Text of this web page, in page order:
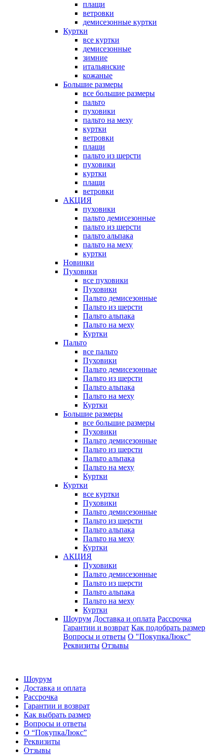
плащи
ветровки
демисезонные куртки
Куртки
все куртки
демисезонные
зимние
итальянские
кожаные
Большие размеры
все большие размеры
пальто
пуховики
пальто на меху
куртки
ветровки
плащи
пальто из шерсти
пуховики
куртки
плащи
ветровки
АКЦИЯ
пуховики
пальто демисезонные
пальто из шерсти
пальто альпака
пальто на меху
куртки
Новинки
Пуховики
все пуховики
Пуховики
Пальто демисезонные
Пальто из шерсти
Пальто альпака
Пальто на меху
Куртки
Пальто
все пальто
Пуховики
Пальто демисезонные
Пальто из шерсти
Пальто альпака
Пальто на меху
Куртки
Большие размеры
все большие размеры
Пуховики
Пальто демисезонные
Пальто из шерсти
Пальто альпака
Пальто на меху
Куртки
Куртки
все куртки
Пуховики
Пальто демисезонные
Пальто из шерсти
Пальто альпака
Пальто на меху
Куртки
АКЦИЯ
Пуховики
Пальто демисезонные
Пальто из шерсти
Пальто альпака
Пальто на меху
Куртки
Шоурум Доставка и оплата Рассрочка
Гарантии и возврат Как подобрать размер
Вопросы и ответы О "ПокупкаЛюкс"
Реквизиты Отзывы
Шоурум
Доставка и оплата
Рассрочка
Гарантии и возврат
Как выбрать размер
Вопросы и ответы
О “ПокупкаЛюкс”
Реквизиты
Отзывы